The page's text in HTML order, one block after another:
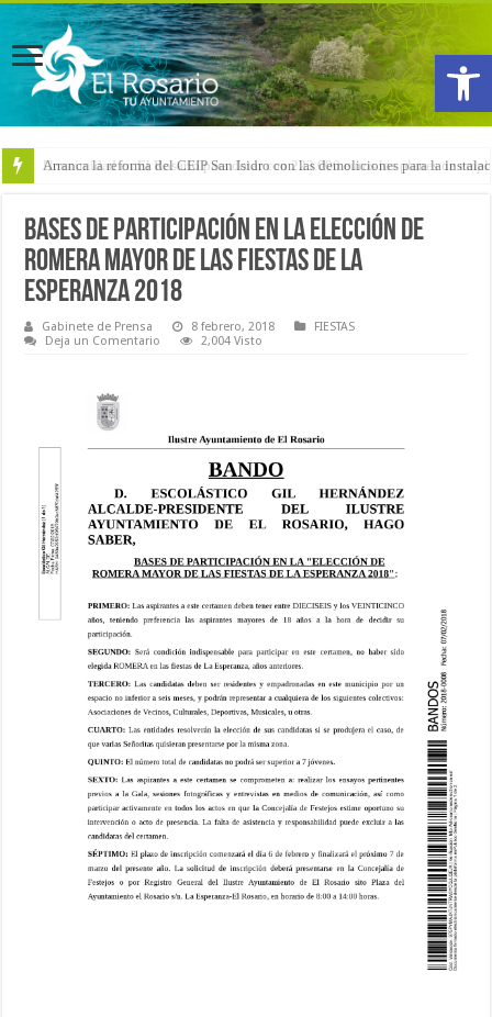
Abrir
Arranca la reforma del CEIP San Isidro con las demoliciones para la
Bases de participación en la Elección de
Romera Mayor de las Fiestas de La
Esperanza 2018
Gabinete de Prensa 8 febrero, 2018
FIESTAS
Deja un Comentario
2,004 Visto